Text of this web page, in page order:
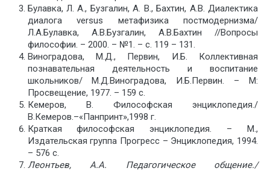
Булавка, Л. А., Бузгалин, А. В., Бахтин, А.В. Диалектика
диалога versus метафизика постмодернизма/
Л.А.Булавка, А.В.Бузгалин, А.В.Бахтин //Вопросы
философии. – 2000. – №1. – с. 119 – 131.
Виноградова, М.Д., Первин, И.Б. Коллективная
познавательная деятельность и воспитание
школьников/ М.Д.Виноградова, И.Б.Первин. – М:
Просвещение, 1977. – 159 с.
Кемеров, В. Философская энциклопедия./
В.Кемеров.–«Панпринт»,1998 г.
Краткая философская энциклопедия. – М.,
Издательская группа Прогресс – Энциклопедия, 1994.
– 576 с.
Леонтьев, А.А. Педагогическое общение./